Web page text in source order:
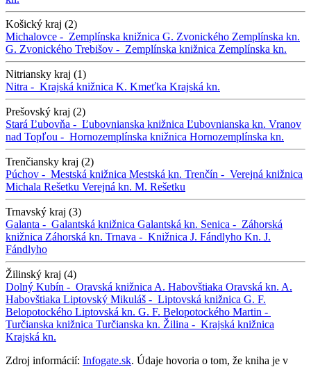
Košický kraj (2)
Michalovce - Zemplínska knižnica G. Zvonického Zemplínska kn.
G. Zvonického Trebišov - Zemplínska knižnica Zemplínska kn.
Nitriansky kraj (1)
Nitra - Krajská knižnica K. Kmeťka Krajská kn.
Prešovský kraj (2)
Stará Ľubovňa - Ľubovnianska knižnica Ľubovnianska kn. Vranov
nad Topľou - Hornozemplínska knižnica Hornozemplínska kn.
Trenčiansky kraj (2)
Púchov - Mestská knižnica Mestská kn. Trenčín - Verejná knižnica
Michala Rešetku Verejná kn. M. Rešetku
Trnavský kraj (3)
Galanta - Galantská knižnica Galantská kn. Senica - Záhorská
knižnica Záhorská kn. Trnava - Knižnica J. Fándlyho Kn. J.
Fándlyho
Žilinský kraj (4)
Dolný Kubín - Oravská knižnica A. Habovštiaka Oravská kn. A.
Habovštiaka Liptovský Mikuláš - Liptovská knižnica G. F.
Belopotockého Liptovská kn. G. F. Belopotockého Martin -
Turčianska knižnica Turčianska kn. Žilina - Krajská knižnica
Krajská kn.
Zdroj informácií: Infogate.sk. Údaje hovoria o tom, že kniha je v